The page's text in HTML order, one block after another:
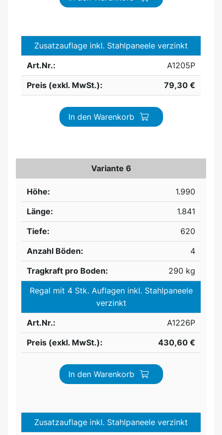
Zusatzauflage inkl. Stahlpaneele verzinkt
Art.Nr.:
A1205P
Preis (exkl. MwSt.):
79,30 €
In den Warenkorb
Variante 6
Höhe:
1.990
Länge:
1.841
Tiefe:
620
Anzahl Böden:
4
Tragkraft pro Boden:
290 kg
Regal mit 4 Stk. Auflagen inkl. Stahlpaneele
verzinkt
Art.Nr.:
A1226P
Preis (exkl. MwSt.):
430,60 €
In den Warenkorb
Zusatzauflage inkl. Stahlpaneele verzinkt